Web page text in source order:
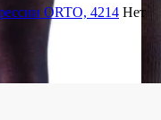
ORTO, 4214 Нет